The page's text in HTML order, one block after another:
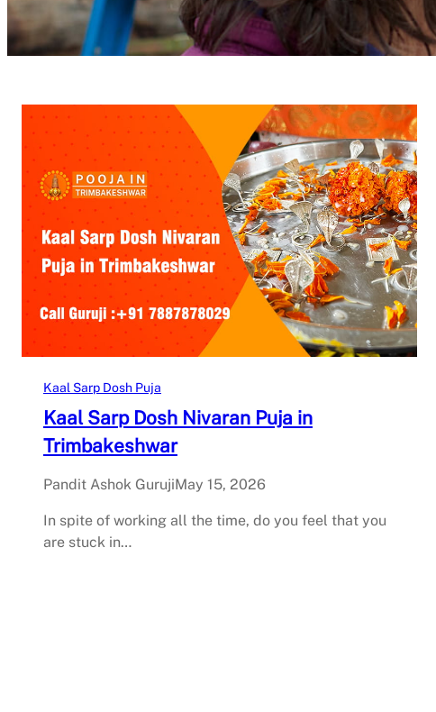
Kaal Sarp Dosh Puja
Kaal Sarp Dosh Nivaran Puja in
Trimbakeshwar
Pandit Ashok GurujiMay 15, 2026
In spite of working all the time, do you feel that you
are stuck in…